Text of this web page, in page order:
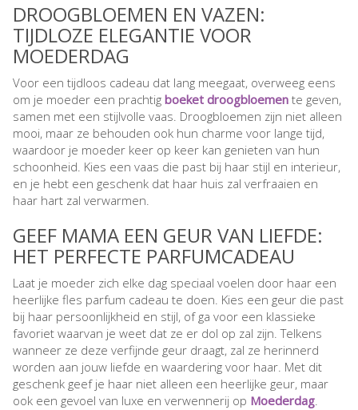
DROOGBLOEMEN EN VAZEN:
TIJDLOZE ELEGANTIE VOOR
MOEDERDAG
Voor een tijdloos cadeau dat lang meegaat, overweeg eens
om je moeder een prachtig boeket droogbloemen te geven,
samen met een stijlvolle vaas. Droogbloemen zijn niet alleen
mooi, maar ze behouden ook hun charme voor lange tijd,
waardoor je moeder keer op keer kan genieten van hun
schoonheid. Kies een vaas die past bij haar stijl en interieur,
en je hebt een geschenk dat haar huis zal verfraaien en
haar hart zal verwarmen.
GEEF MAMA EEN GEUR VAN LIEFDE:
HET PERFECTE PARFUMCADEAU
Laat je moeder zich elke dag speciaal voelen door haar een
heerlijke fles parfum cadeau te doen. Kies een geur die past
bij haar persoonlijkheid en stijl, of ga voor een klassieke
favoriet waarvan je weet dat ze er dol op zal zijn. Telkens
wanneer ze deze verfijnde geur draagt, zal ze herinnerd
worden aan jouw liefde en waardering voor haar. Met dit
geschenk geef je haar niet alleen een heerlijke geur, maar
ook een gevoel van luxe en verwennerij op Moederdag.